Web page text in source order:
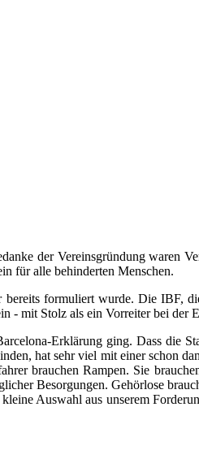
der Vereinsgründung waren
für alle behinderten Menschen.
formuliert wurde. Die IBF,
mit Stolz als ein Vorreiter bei der
Erklärung ging. Dass die
hat sehr viel mit einer schon
brauchen Rampen. Sie
Besorgungen. Gehörlose
Auswahl aus unserem